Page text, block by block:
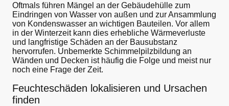
Oftmals führen Mängel an der Gebäudehülle zum
Eindringen von Wasser von außen und zur Ansammlung
von Kondenswasser an wichtigen Bauteilen. Vor allem
in der Winterzeit kann dies erhebliche Wärmeverluste
und langfristige Schäden an der Bausubstanz
hervorrufen. Unbemerkte Schimmelpilzbildung an
Wänden und Decken ist häufig die Folge und meist nur
noch eine Frage der Zeit.
Feuchteschäden lokalisieren und Ursachen
finden